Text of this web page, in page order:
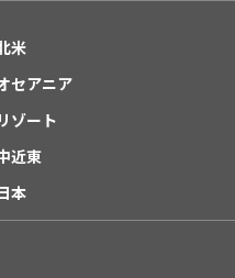
米
セアニア
リゾート
近東
本